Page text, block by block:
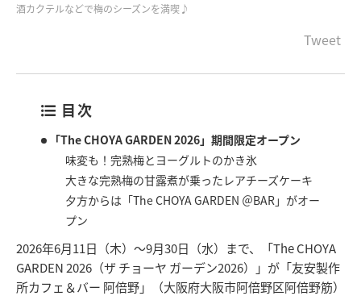
酒カクテルなどで梅のシーズンを満喫♪
Tweet
目次
「The CHOYA GARDEN 2026」期間限定オープン
味変も！完熟梅とヨーグルトのかき氷
大きな完熟梅の甘露煮が乗ったレアチーズケーキ
夕方からは「The CHOYA GARDEN ＠BAR」がオー
プン
2026年6月11日（木）～9月30日（水）まで、「The CHOYA
GARDEN 2026（ザ チョーヤ ガーデン2026）」が「友安製作
所カフェ＆バー 阿倍野」（大阪府大阪市阿倍野区阿倍野筋）